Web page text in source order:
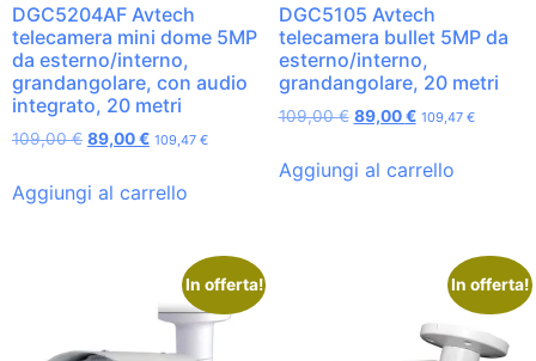
DGC5204AF Avtech
telecamera mini dome 5MP
da esterno/interno,
grandangolare, con audio
integrato, 20 metri
109,00€ 89,00€ 109,47 €
Aggiungi al carrello
DGC5105 Avtech
telecamera bullet 5MP da
esterno/interno,
grandangolare, 20 metri
109,00€ 89,00€ 109,47 €
Aggiungi al carrello
In offerta! In offerta!